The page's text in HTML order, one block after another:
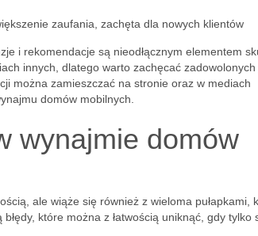
zaufania, zachęta dla nowych klientów
i rekomendacje są nieodłącznym elementem
innych, dlatego warto zachęcać
można zamieszczać na stronie oraz w mediach
domów mobilnych.
wynajmie domów
ale wiąże się również z wieloma pułapkami,
które można z łatwością uniknąć, gdy tylko